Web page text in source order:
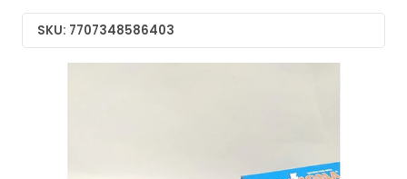
SKU: 7707348586403